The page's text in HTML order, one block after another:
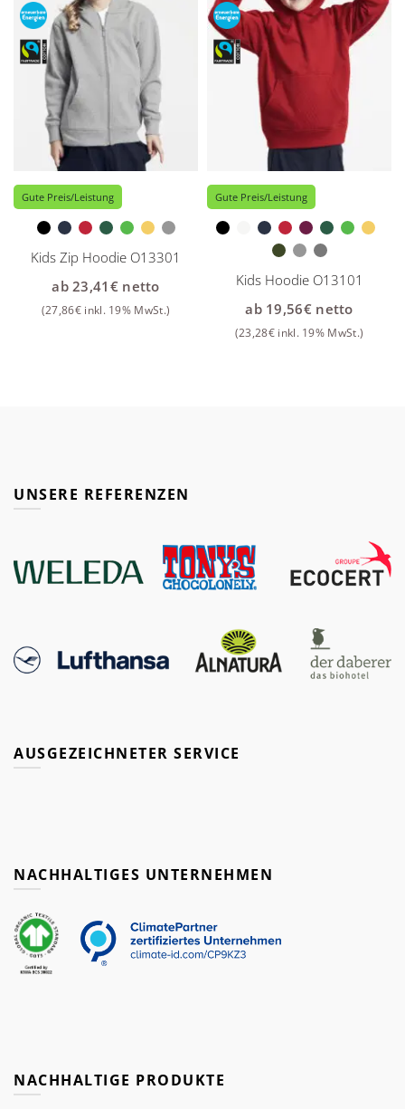
Gute Preis/Leistung
Kids Zip Hoodie O13301
ab23,41 €netto
(27,86€ inkl. 19% MwSt.)
Gute Preis/Leistung
Kids Hoodie O13101
ab 19,56€netto
(23,28€ inkl. 19% MwSt.)
UNSERE REFERENZEN
AUSGEZEICHNETER SERVICE
NACHHALTIGES UNTERNEHMEN
NACHHALTIGE PRODUKTE